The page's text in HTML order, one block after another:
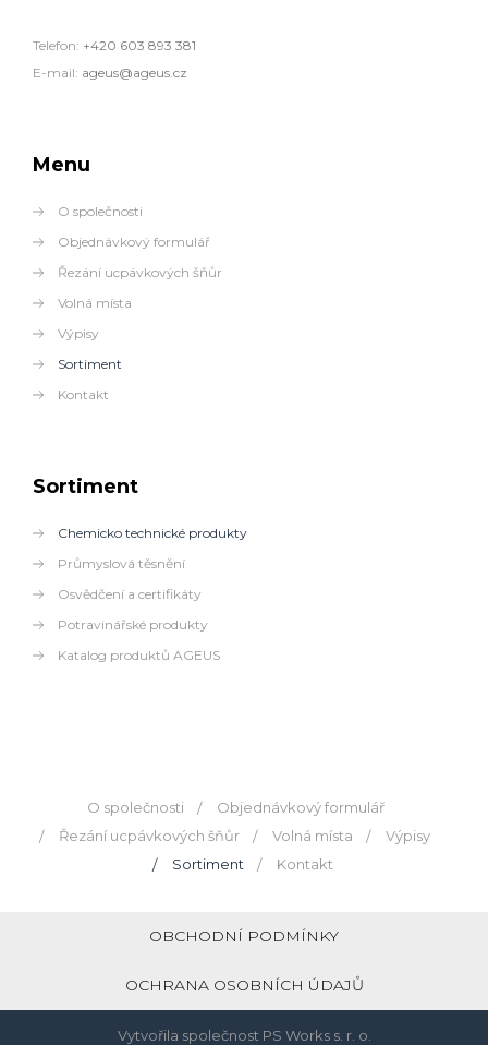
Telefon: +420 603 893 381
E-mail: ageus@ageus.cz
Menu
O společnosti
Objednávkový formulář
Řezání ucpávkových šňůr
Volná místa
Výpisy
Sortiment
Kontakt
Sortiment
Chemicko technické produkty
Průmyslová těsnění
Osvědčení a certifikáty
Potravinářské produkty
Katalog produktů AGEUS
O společnosti
Objednávkový formulář
Řezání ucpávkových šňůr
Volná místa
Výpisy
Sortiment
Kontakt
OBCHODNÍ PODMÍNKY
OCHRANA OSOBNÍCH ÚDAJŮ
Vytvořila společnost PS Works s. r. o.